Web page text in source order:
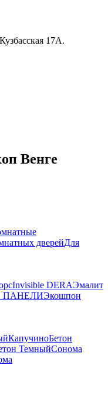
17А.
Венге
дверейДля
Invisible DERAЭмалит
ПАНЕЛИЭкошпон
КапучиноБетон
ТемныйСонома